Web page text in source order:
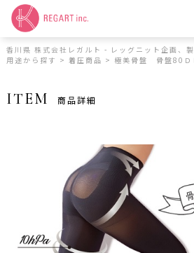
香川県 株式会社レガルト - レッグニット企画、
用途から探す > 着圧商品 > 極美骨盤 骨盤80
ITEM 商品詳細